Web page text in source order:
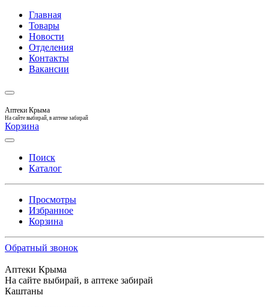
Главная
Товары
Новости
Отделения
Контакты
Вакансии
Аптеки Крыма
На сайте выбирай, в аптеке забирай
Корзина
Поиск
Каталог
Просмотры
Избранное
Корзина
Обратный звонок
Аптеки Крыма
На сайте выбирай, в аптеке забирай
Каштаны